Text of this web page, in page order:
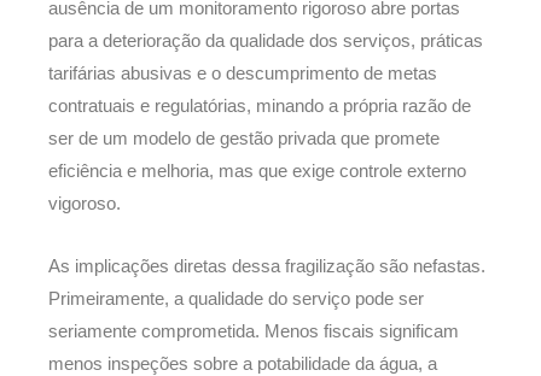
ausência de um monitoramento rigoroso abre portas
para a deterioração da qualidade dos serviços, práticas
tarifárias abusivas e o descumprimento de metas
contratuais e regulatórias, minando a própria razão de
ser de um modelo de gestão privada que promete
eficiência e melhoria, mas que exige controle externo
vigoroso.
As implicações diretas dessa fragilização são nefastas.
Primeiramente, a qualidade do serviço pode ser
seriamente comprometida. Menos fiscais significam
menos inspeções sobre a potabilidade da água, a